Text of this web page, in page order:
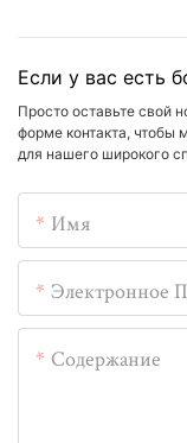
Если у вас есть
Просто оставьте свой
форме контакта, чтобы
для нашего широкого
Имя
Электронное
Содержание